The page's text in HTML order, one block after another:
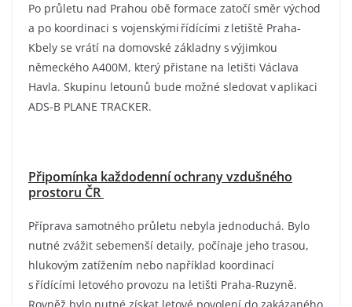
Po průletu nad Prahou obě formace zatočí směr východ
a po koordinaci s vojenskými řídícími z letiště Praha-
Kbely se vrátí na domovské základny s výjimkou
německého A400M, který přistane na letišti Václava
Havla. Skupinu letounů bude možné sledovat v aplikaci
ADS-B PLANE TRACKER.
Připomínka každodenní ochrany vzdušného
prostoru ČR
Příprava samotného průletu nebyla jednoduchá. Bylo
nutné zvážit sebemenší detaily, počínaje jeho trasou,
hlukovým zatížením nebo například koordinací
s řídícími letového provozu na letišti Praha-Ruzyně.